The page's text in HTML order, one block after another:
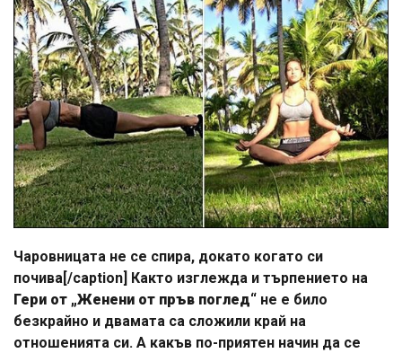
Чаровницата не се спира, докато когато си
почива[/caption] Както изглежда и търпението на
Гери от „Женени от пръв поглед“ не е било
безкрайно и двамата са сложили край на
отношенията си. А какъв по-приятен начин да се